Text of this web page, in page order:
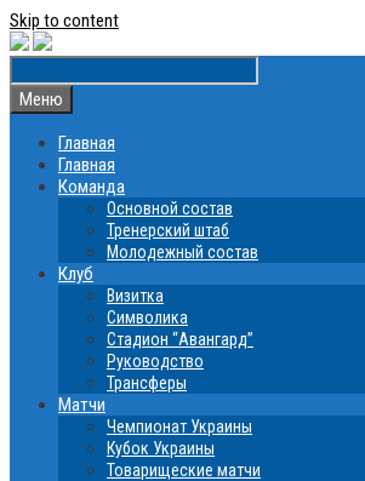
Skip to content
Меню
Главная
Главная
Команда
Основной состав
Тренерский штаб
Молодежный состав
Клуб
Визитка
Символика
Стадион “Авангард”
Руководство
Трансферы
Матчи
Чемпионат Украины
Кубок Украины
Товарищеские матчи